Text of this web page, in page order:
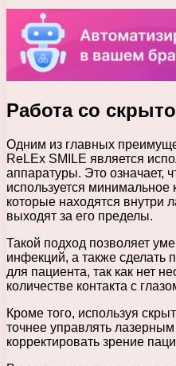
Работа со
Одним из главных
ReLEx SMILE является
аппаратуры. Это означает,
используется минимальное
которые находятся внутри
выходят за его пределы.
Такой подход позволяет
инфекций, а также сделать
для пациента, так как нет
количестве контакта с
Кроме того, используя
точнее управлять
корректировать зрение